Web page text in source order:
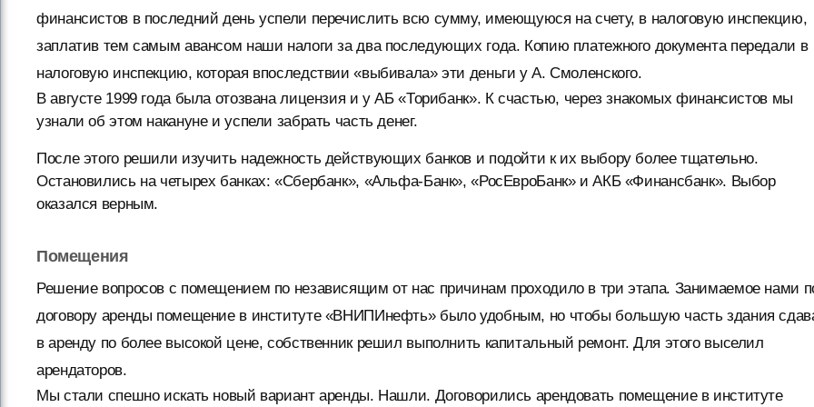
финансистов в последний день успели перечислить всю сумму, имеющуюся на счету, в налоговую инспекцию,
заплатив тем самым авансом наши налоги за два последующих года. Копию платежного документа передали в
налоговую инспекцию, которая впоследствии «выбивала» эти деньги у А. Смоленского.
В августе 1999 года была отозвана лицензия и у АБ «Торибанк». К счастью, через знакомых финансистов мы
узнали об этом накануне и успели забрать часть денег.
После этого решили изучить надежность действующих банков и подойти к их выбору более тщательно.
Остановились на четырех банках: «Сбербанк», «Альфа-Банк», «РосЕвроБанк» и АКБ «Финансбанк». Выбор
оказался верным.
Помещения
Решение вопросов с помещением по независящим от нас причинам проходило в три этапа. Занимаемое нами
договору аренды помещение в институте «ВНИПИнефть» было удобным, но чтобы большую часть здания
в аренду по более высокой цене, собственник решил выполнить капитальный ремонт. Для этого выселил
арендаторов.
Мы стали спешно искать новый вариант аренды. Нашли. Договорились арендовать помещение в институте